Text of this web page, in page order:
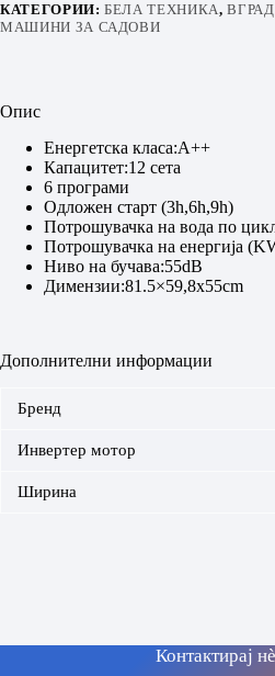
КАТЕГОРИИ:БЕЛА ТЕХНИКА,
МАШИНИ ЗА САДОВИ
Опис
Енергетска класа:A++
Капацитет:12 сета
6 програми
Одложен старт (3h,6h,9h)
Потрошувачка на вода по
Потрошувачка на енергија
Ниво на бучава:55dB
Димензии:81.5×59,8x55cm
Дополнителни информации
Бренд
Инвертер мотор
Ширина
Контактирај нè